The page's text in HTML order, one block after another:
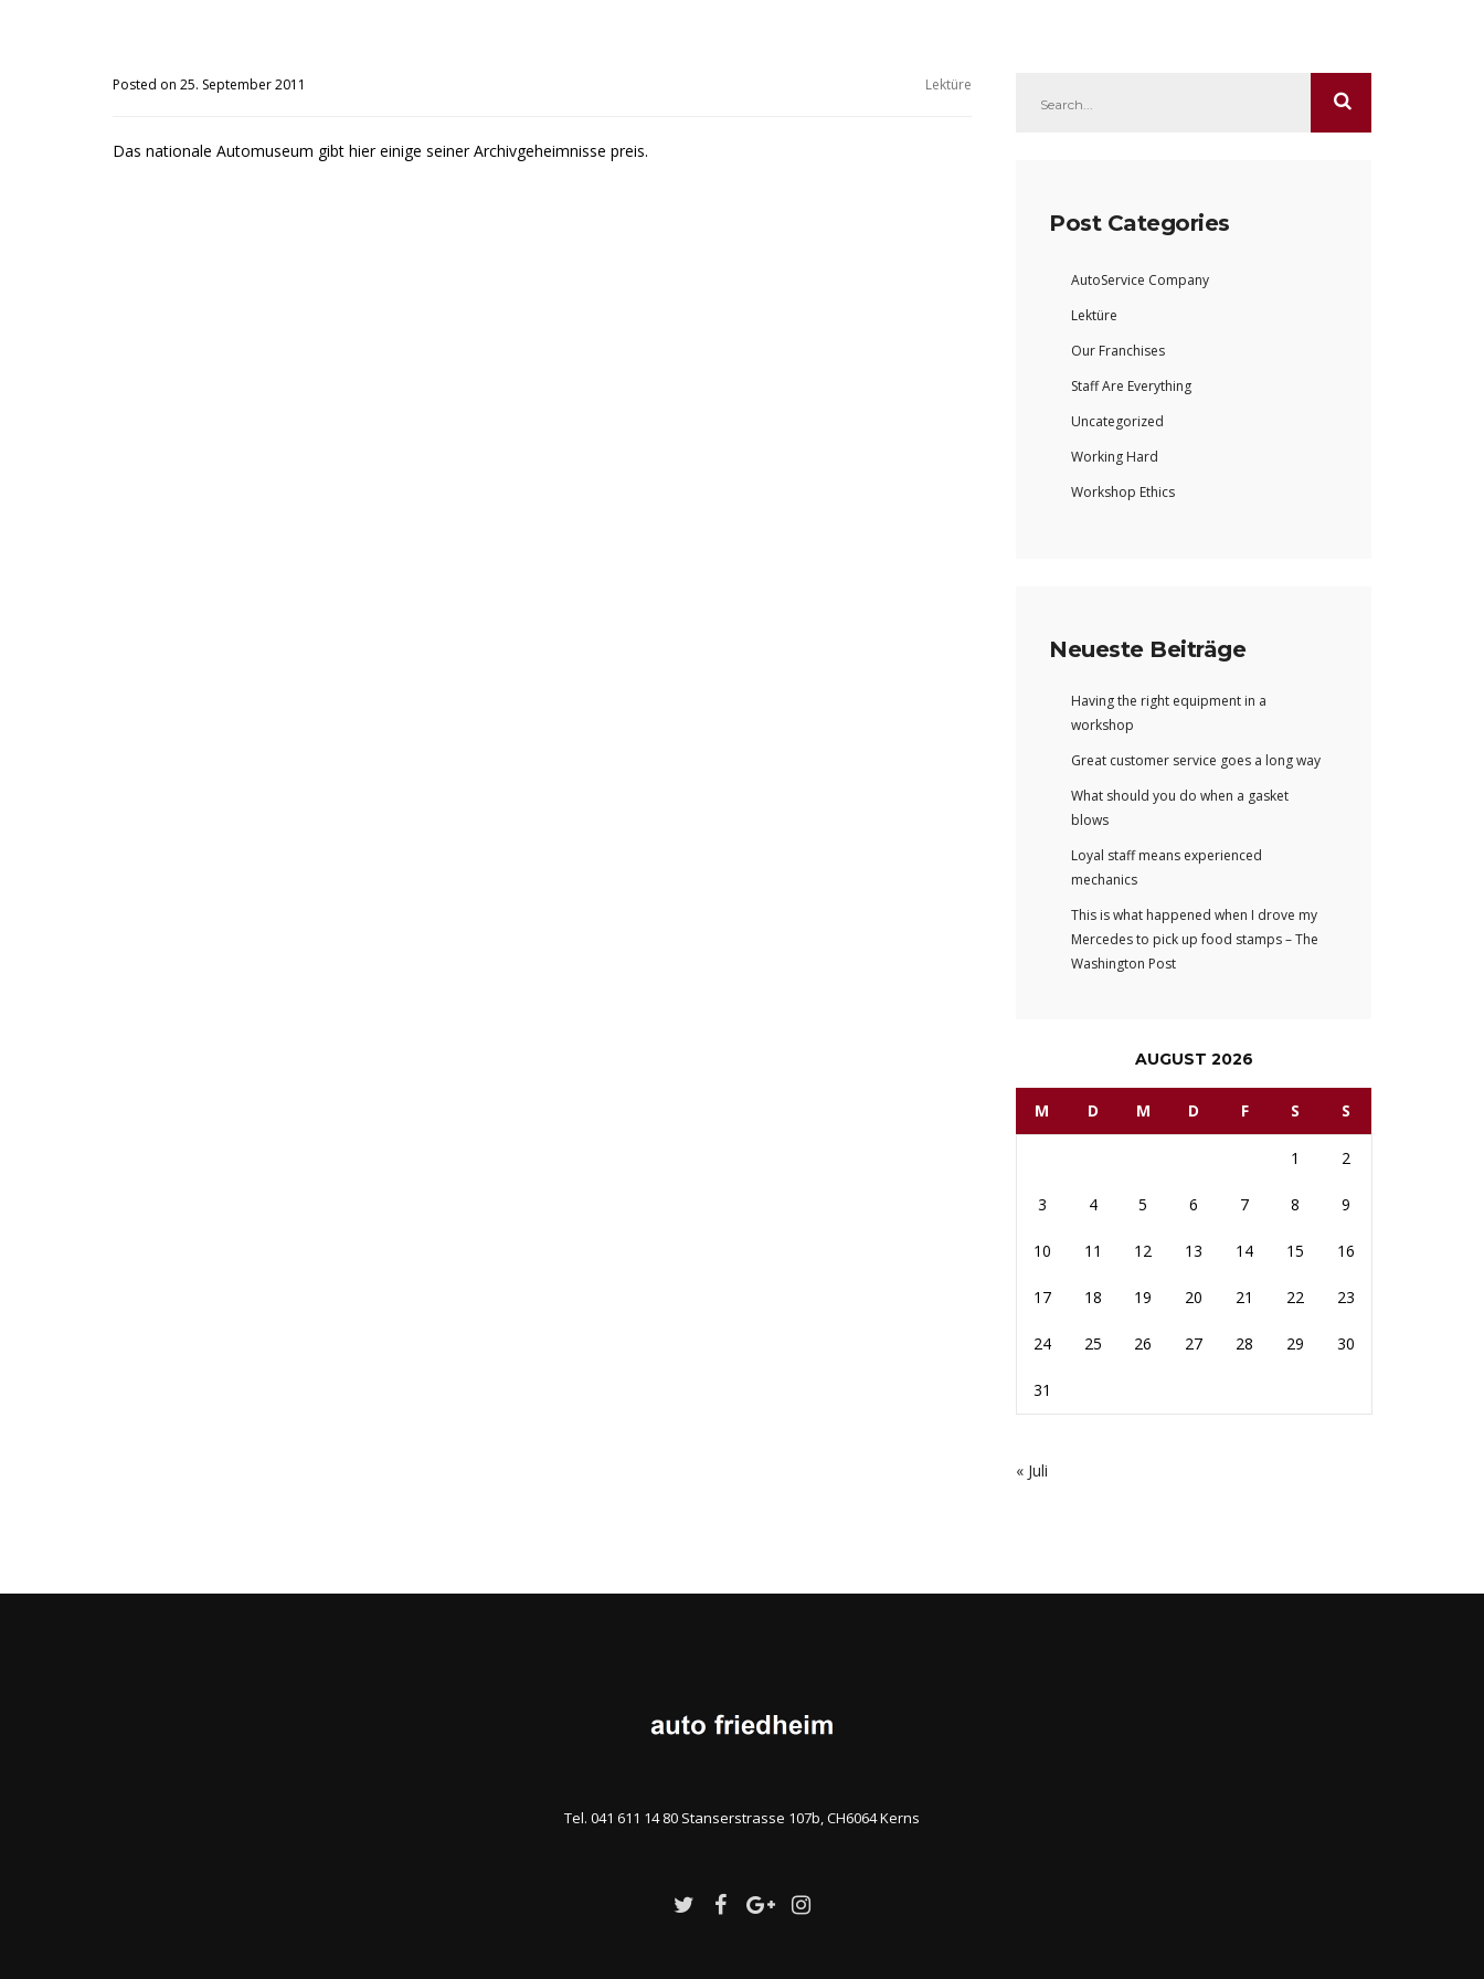
Posted on 25. September 2011 Lektüre
Das nationale Automuseum gibt hier einige seiner Archivgeheimnisse preis.
Post Categories
AutoService Company
Lektüre
Our Franchises
Staff Are Everything
Uncategorized
Working Hard
Workshop Ethics
Neueste Beiträge
Having the right equipment in a
workshop
Great customer service goes a long way
What should you do when a gasket
blows
Loyal staff means experienced
mechanics
This is what happened when I drove my
Mercedes to pick up food stamps – The
Washington Post
AUGUST 2026
M D M D F S S
1 2
3 4 5 6 7 8 9
10 11 12 13 14 15 16
17 18 19 20 21 22 23
24 25 26 27 28 29 30
31
« Juli
Tel. 041 611 14 80 Stanserstrasse 107b, CH6064 Kerns